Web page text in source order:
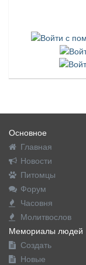
Основное
Главная
Новости
Питомцы
Форум
Часовня
Молитвослов
Мемориалы людей
Создать
Новые